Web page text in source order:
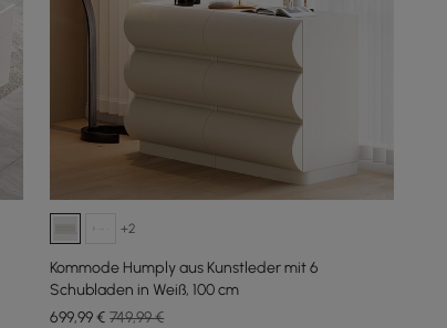
+2
Kommode Humply aus Kunstleder mit 6
Schubladen in Weiß, 100 cm
699,99€ 749,99 €